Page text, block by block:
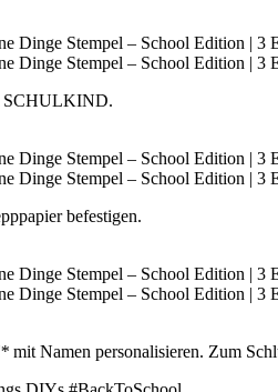
SCHULKIND.
befestigen.
mit Namen personalisieren. Zum